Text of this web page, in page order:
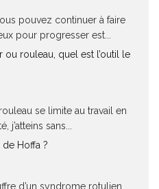
pouvez continuer à faire
pour progresser est...
rouleau, quel est l’outil le
se limite au travail en
sans...
Hoffa ?
d’un syndrome rotulien